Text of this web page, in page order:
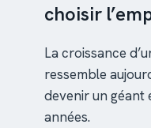
choisir
La croissance
ressemble
devenir un géant
années.